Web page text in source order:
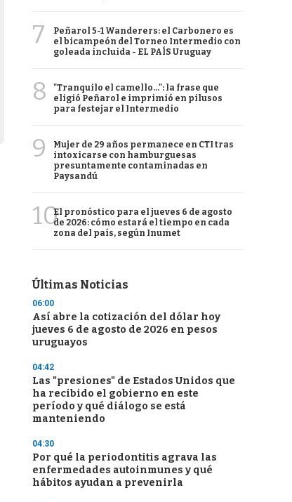
7
Peñarol 5-1 Wanderers: el Carbonero es
el bicampeón del Torneo Intermedio con
goleada incluida - EL PAÍS Uruguay
8
"Tranquilo el camello...": la frase que
eligió Peñarol e imprimió en pilusos
para festejar el Intermedio
9
Mujer de 29 años permanece en CTI tras
intoxicarse con hamburguesas
presuntamente contaminadas en
Paysandú
10El pronóstico para el jueves 6 de agosto
de 2026: cómo estará el tiempo en cada
zona del país, según Inumet
Últimas Noticias
06:00
Así abre la cotización del dólar hoy
jueves 6 de agosto de 2026 en pesos
uruguayos
04:42
Las "presiones" de Estados Unidos que
ha recibido el gobierno en este
período y qué diálogo se está
manteniendo
04:30
Por qué la periodontitis agrava las
enfermedades autoinmunes y qué
hábitos ayudan a prevenirla